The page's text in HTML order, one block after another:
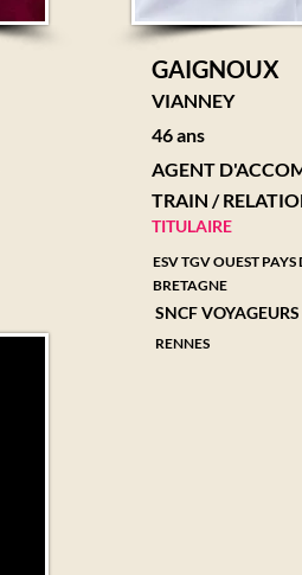
GAIGNOUX
VIANNEY
46 ans
TITULAIRE
AGENT
TRAIN /
ESV TGV OUEST PAYS
BRETAGNE
SNCF VOYAGEURS
RENNES